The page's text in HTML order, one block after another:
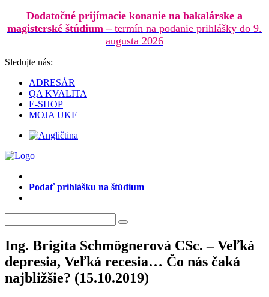
Dodatočné prijímacie konanie na bakalárske a
magisterské štúdium – termín na podanie prihlášky do 9.
augusta 2026
Sledujte nás:
ADRESÁR
QA KVALITA
E-SHOP
MOJA UKF
Podať prihlášku na štúdium
Ing. Brigita Schmögnerová CSc. – Veľká
depresia, Veľká recesia… Čo nás čaká
najbližšie? (15.10.2019)